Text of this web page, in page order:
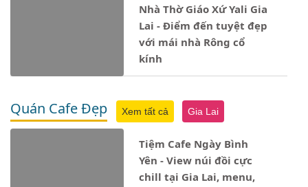
Nhà Thờ Giáo Xứ Yali Gia
Lai - Điểm đến tuyệt đẹp
với mái nhà Rông cổ
kính
Quán Cafe Đẹp Xem tất cả Gia Lai
Tiệm Cafe Ngày Bình
Yên - View núi đồi cực
chill tại Gia Lai, menu,